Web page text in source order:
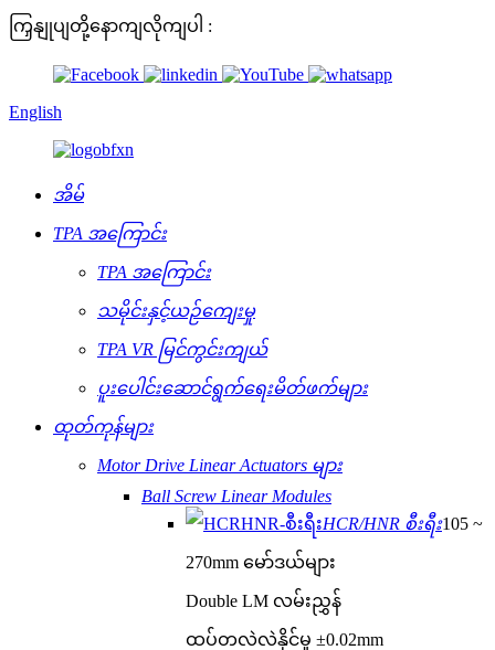
ကြှနျုပျတို့နောကျလိုကျပါ :
English
အိမ်
TPA အကြောင်း
TPA အကြောင်း
သမိုင်းနှင့်ယဉ်ကျေးမှု
TPA VR မြင်ကွင်းကျယ်
ပူးပေါင်းဆောင်ရွက်ရေးမိတ်ဖက်များ
ထုတ်ကုန်များ
Motor Drive Linear Actuators များ
Ball Screw Linear Modules
HCR/HNR စီးရီး105 ~
270mm မော်ဒယ်များ
Double LM လမ်းညွှန်
ထပ်တလဲလဲနိုင်မှု ±0.02mm